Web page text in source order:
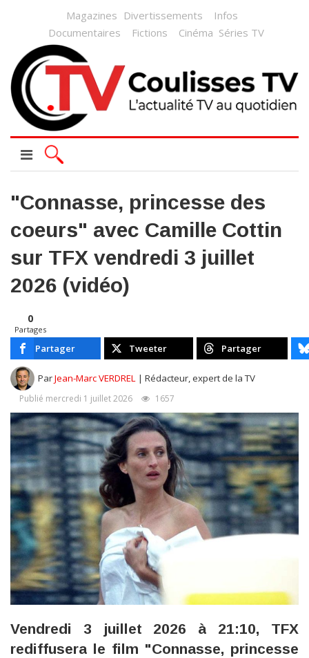
Magazines Divertissements
Infos
Documentaires
Fictions Cinéma Séries TV
"Connasse, princesse des
coeurs" avec Camille Cottin
sur TFX vendredi 3 juillet
2026 (vidéo)
0
Partages
Partager Tweeter Partager
ParJean-Marc VERDREL | Rédacteur, expert de la TV
Publié mercredi 1 juillet 2026 1657
Vendredi 3 juillet 2026 à 21:10, TFX
rediffusera le film "Connasse, princesse